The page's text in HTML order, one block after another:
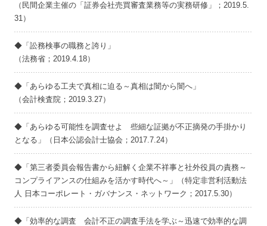
（民間企業主催の「証券会社売買審査業務等の実務研修」；2019.5.
31）
◆「訟務検事の職務と誇り」
（法務省；2019.4.18）
◆「あらゆる工夫で真相に迫る～真相は闇から闇へ」
（会計検査院；2019.3.27）
◆「あらゆる可能性を調査せよ 些細な証拠が不正摘発の手掛かり
となる」（日本公認会計士協会；2017.7.24）
◆「第三者委員会報告書から紐解く企業不祥事と社外役員の責務～
コンプライアンスの仕組みを活かす時代へ～」（特定非営利活動法
人 日本コーポレート・ガバナンス・ネットワーク；2017.5.30）
◆「効率的な調査 会計不正の調査手法を学ぶ～迅速で効率的な調